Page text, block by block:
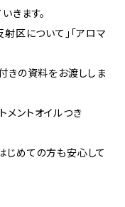
きます。
射区について」｢アロマ
きの資料をお渡ししま
ントオイルつき
じめての方も安心して